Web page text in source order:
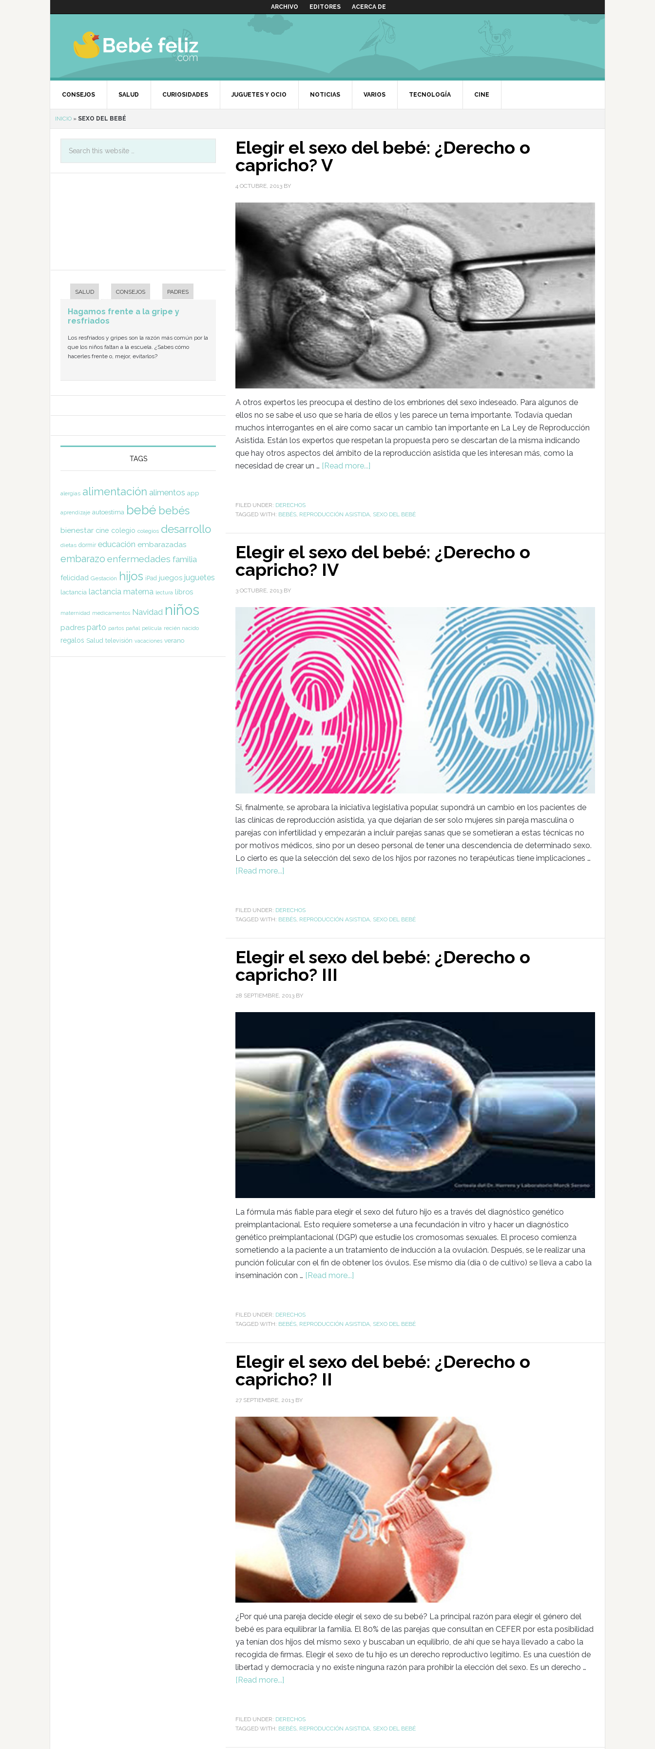
ARCHIVO EDITORES ACERCA DE
CONSEJOS SALUD CURIOSIDADES JUGUETES Y OCIO NOTICIAS VARIOS TECNOLOGÍA CINE
INICIO » SEXO DEL BEBÉ
Elegir el sexo del bebé: ¿Derecho o
capricho? V
4 OCTUBRE, 2013 BY
A otros expertos les preocupa el destino de los embriones del sexo indeseado. Para algunos de
ellos no se sabe el uso que se haría de ellos y les parece un tema importante. Todavía quedan
muchos interrogantes en el aire como sacar un cambio tan importante en La Ley de Reproducción
Asistida. Están los expertos que respetan la propuesta pero se descartan de la misma indicando
que hay otros aspectos del ámbito de la reproducción asistida que les interesan más, como la
necesidad de crear un … [Read more...]
FILED UNDER: DERECHOS
TAGGED WITH: BEBÉS, REPRODUCCIÓN ASISTIDA, SEXO DEL BEBÉ
Elegir el sexo del bebé: ¿Derecho o
capricho? IV
3 OCTUBRE, 2013 BY
Si, finalmente, se aprobara la iniciativa legislativa popular, supondrá un cambio en los pacientes de
las clínicas de reproducción asistida, ya que dejarían de ser solo mujeres sin pareja masculina o
parejas con infertilidad y empezarán a incluir parejas sanas que se sometieran a estas técnicas no
por motivos médicos, sino por un deseo personal de tener una descendencia de determinado sexo.
Lo cierto es que la selección del sexo de los hijos por razones no terapéuticas tiene implicaciones …
[Read more...]
FILED UNDER: DERECHOS
TAGGED WITH: BEBÉS REPRODUCCIÓN ASISTIDA SEXO DEL BEBÉ
Elegir el sexo del bebé: ¿Derecho o
capricho? III
28 SEPTIEMBRE, 2013 BY
La fórmula más fiable para elegir el sexo del futuro hijo es a través del diagnóstico genético
preimplantacional. Esto requiere someterse a una fecundación in vitro y hacer un diagnóstico
genético preimplantacional (DGP) que estudie los cromosomas sexuales. El proceso comienza
sometiendo a la paciente a un tratamiento de inducción a la ovulación. Después, se le realizar una
punción folicular con el fin de obtener los óvulos. Ese mismo día (día 0 de cultivo) se lleva a cabo la
inseminación con … [Read more...]
FILED UNDER: DERECHOS
TAGGED WITH: BEBÉS, REPRODUCCIÓN ASISTIDA, SEXO DEL BEBÉ
Elegir el sexo del bebé: ¿Derecho o
capricho? II
27 SEPTIEMBRE, 2013 BY
¿Por qué una pareja decide elegir el sexo de su bebé? La principal razón para elegir el género del
bebé es para equilibrar la familia. El 80% de las parejas que consultan en CEFER por esta posibilidad
ya tenían dos hijos del mismo sexo y buscaban un equilibrio, de ahí que se haya llevado a cabo la
recogida de firmas. Elegir el sexo de tu hijo es un derecho reproductivo legítimo. Es una cuestión de
libertad y democracia y no existe ninguna razón para prohibir la elección del sexo. Es un derecho …
[Read more...]
FILED UNDER: DERECHOS
TAGGED WITH: BEBÉS, REPRODUCCIÓN ASISTIDA, SEXO DEL BEBÉ
SALUD CONSEJOS PADRES
Hagamos frente a la gripe y
resfriados
Los resfriados y gripes son la razón más común por la
que los niños faltan a la escuela. ¿Sabes cómo
hacerles frente o, mejor, evitarlos?
TAGS
alergias alimentación alimentos app
aprendizaje autoestima bebé bebés
bienestar cine colegio colegios desarrollo
dietas dormir educación embarazadas
embarazo enfermedades familia
felicidad Gestación hijos iPad juegos juguetes
lactancia lactancia materna lectura libros
maternidad medicamentos Navidad niños
padres parto partos pañal película recién nacido
regalos Salud televisión vacaciones verano